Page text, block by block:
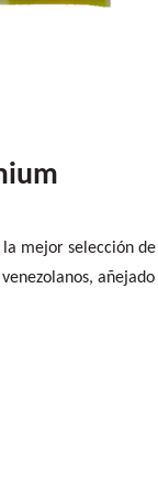
mejor selección